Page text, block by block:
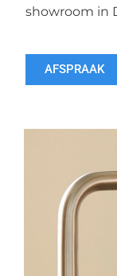
showroom in
AFSPRAAK